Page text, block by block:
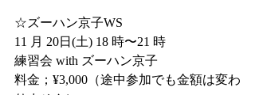
​☆ズーハン京子WS
11 月 20日(土) 18 時〜21 時
練習会 with ズーハン京子
料金；¥3,000（途中参加でも金額は変わ